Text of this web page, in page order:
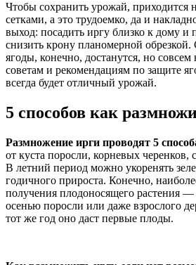
Чтобы сохранить урожай, приходится
сетками, а это трудоемко, да и
выход: посадить иргу близко к дому и
снизить крону планомерной
ягоды, конечно, достанутся, но
советам и рекомендациям по защите
всегда будет отличный урожай.
5 способов как
Размножение ирги проводят 5
от куста поросли, корневых
В летний период можно укоренять
годичного прироста. Конечно,
получения плодоносящего растения —
осенью поросли или даже взрослого
тот же год оно даст первые плоды.